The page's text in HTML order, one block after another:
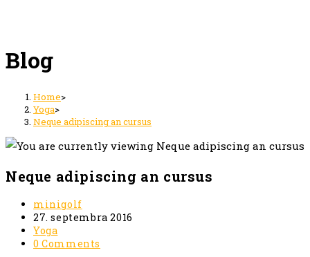
Blog
Home>
Yoga>
Neque adipiscing an cursus
Neque adipiscing an cursus
Post
author:
minigolf
Post
published:
27. septembra 2016
Post
category:
Yoga
Post
0 Comments